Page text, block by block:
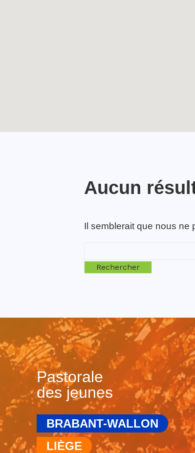
Aucun
Il semblerait que nous ne
Pastorale
des jeunes
BRABANT-WALLON
LIÈGE